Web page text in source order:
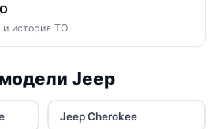
история ТО.
Jeep
Jeep Cherokee